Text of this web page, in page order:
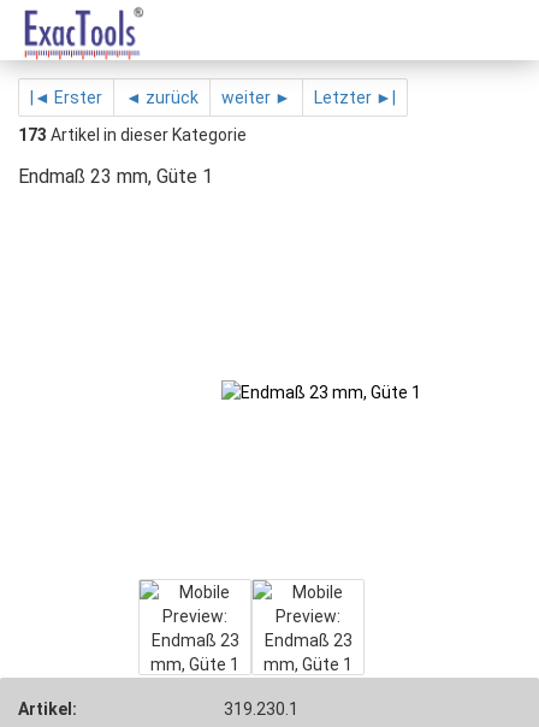
|◄ Erster ◄ zurück weiter ►
Letzter ►|
173 Artikel in dieser Kategorie
Endmaß 23 mm, Güte 1
Artikel:
319.230.1